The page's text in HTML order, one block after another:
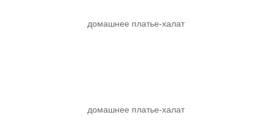
домашнее платье-халат
домашнее платье-халат